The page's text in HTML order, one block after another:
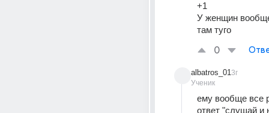
+1
У женщин
там туго
0
albatros_01
Ученик
3г
ему вообще все
ответ "слушай и